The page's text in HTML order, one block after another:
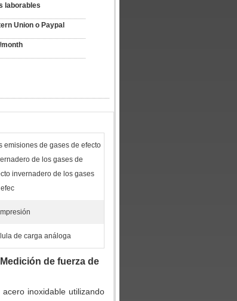
laborables
Union o Paypal
emisiones de gases de efecto
de los gases de
invernadero de los gases
de carga análoga
de fuerza de
inoxidable utilizando